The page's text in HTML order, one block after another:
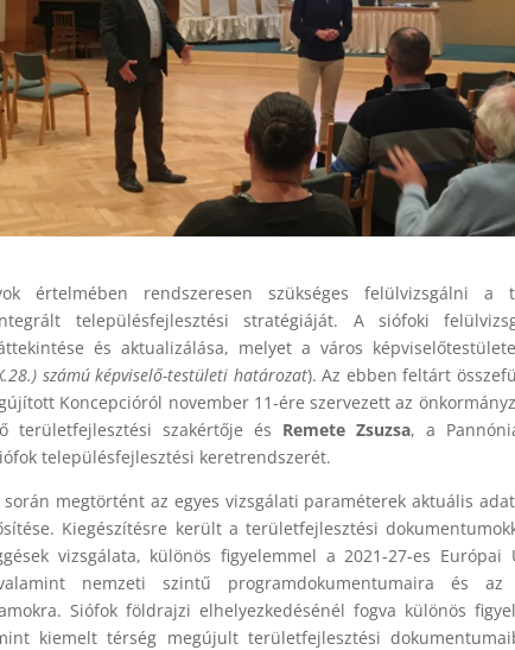
értelmében rendszeresen szükséges felülvizsgálni a
településfejlesztési stratégiáját. A siófoki
és aktualizálása, melyet a város
számú képviselő-testületi határozat). Az ebben feltárt
Koncepcióról november 11-ére szervezett az
területfejlesztési szakértője és Remete Zsuzsa, a
településfejlesztési keretrendszerét.
megtörtént az egyes vizsgálati paraméterek aktuális
Kiegészítésre került a területfejlesztési
vizsgálata, különös figyelemmel a 2021-27-es
nemzeti szintű programdokumentumaira és
Siófok földrajzi elhelyezkedésénél fogva különös
kiemelt térség megújult területfejlesztési